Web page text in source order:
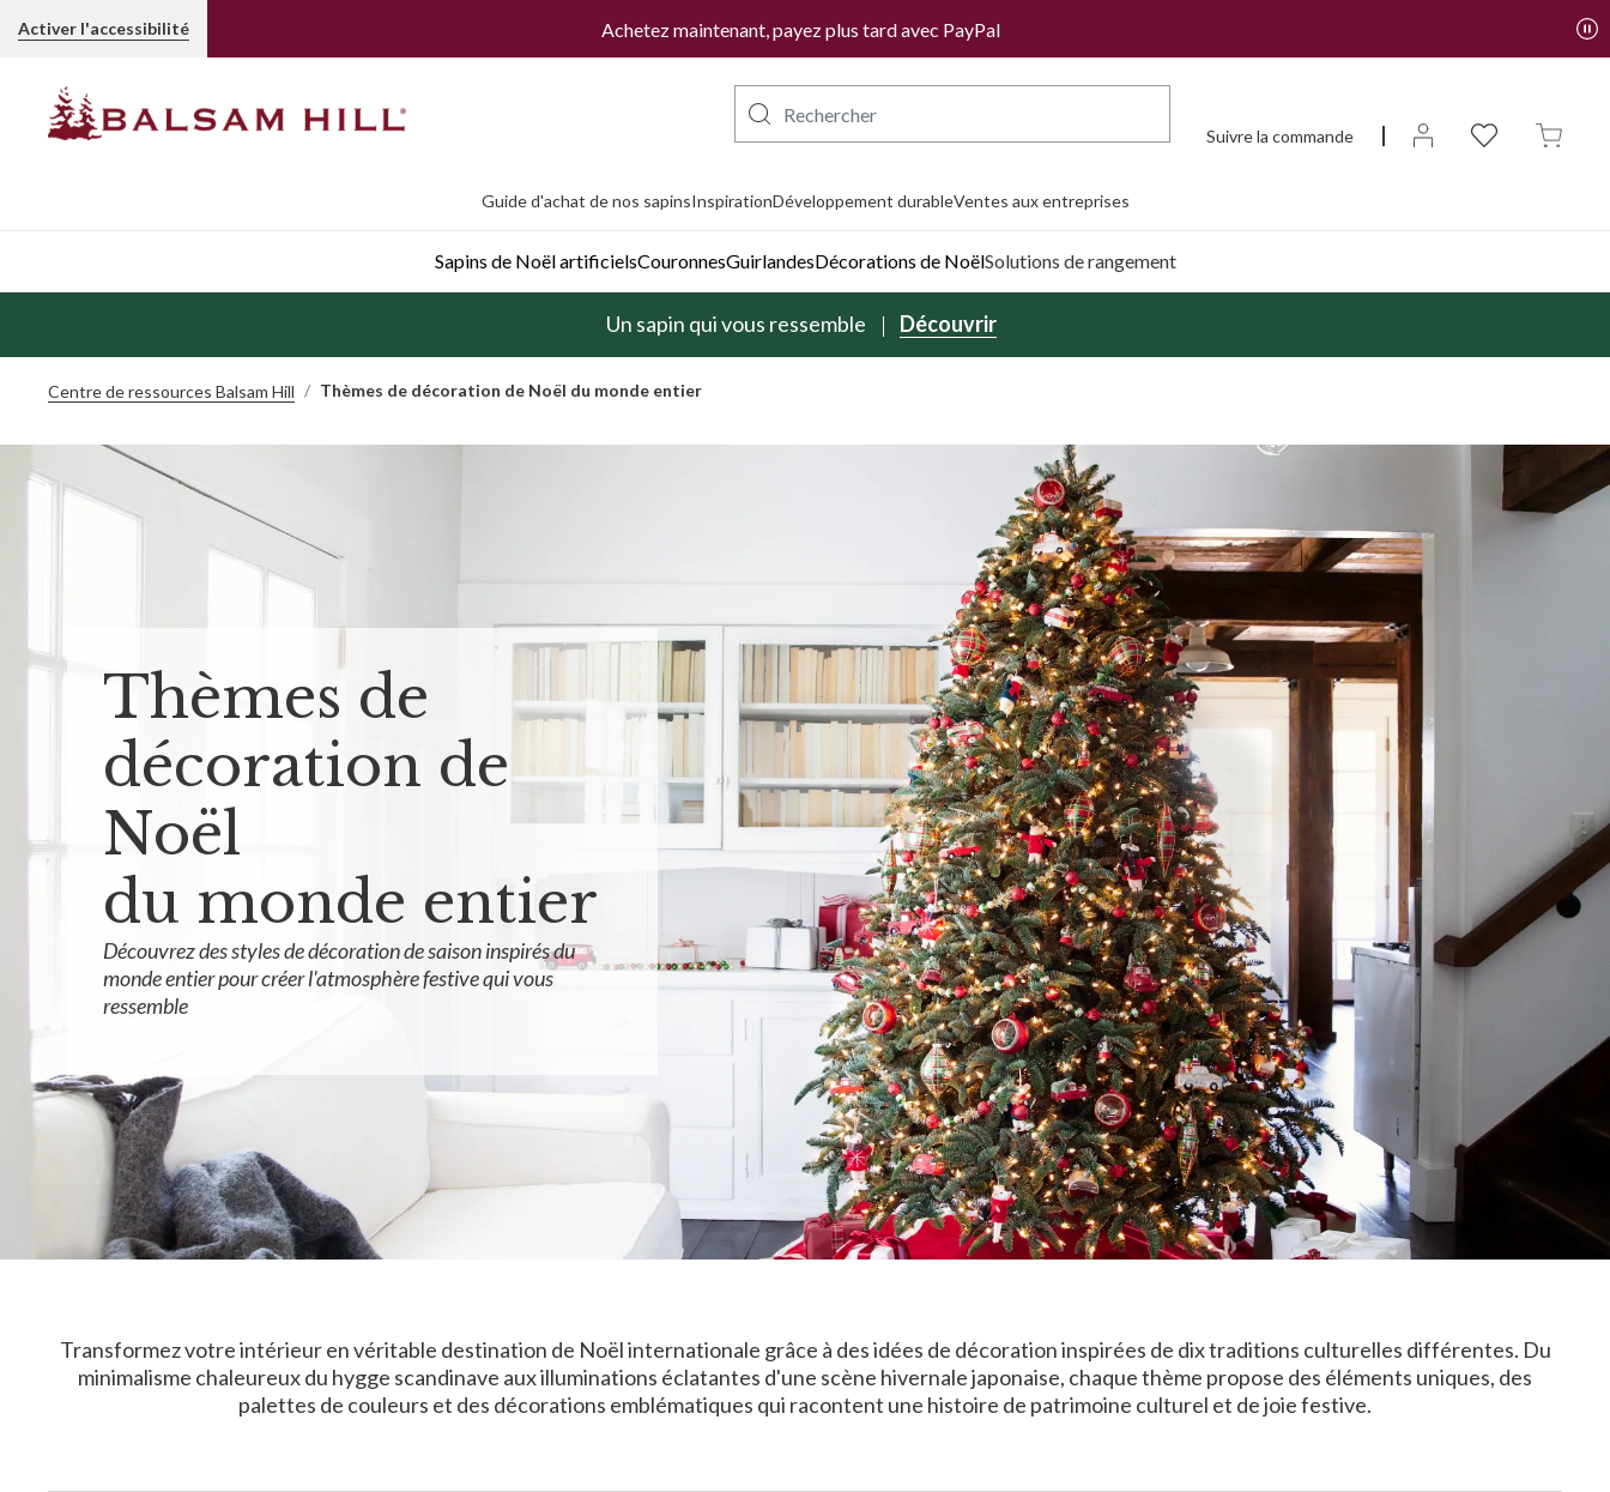
Activer l'accessibilité Achetez maintenant, payez plus tard avec PayPal
Suivre la commande
Guide d'achat de nos sapinsInspirationDéveloppement durableVentes aux entreprises
Sapins de Noël artificielsCouronnesGuirlandesDécorations de NoëlSolutions de rangement
Un sapin qui vous ressemble Découvrir
Centre de ressources Balsam Hill Thèmes de décoration de Noël du monde entier
Thèmes de
décoration de
Noël
du monde entier
Découvrez des styles de décoration de saison inspirés du
monde entier pour créer l'atmosphère festive qui vous
ressemble
Transformez votre intérieur en véritable destination de Noël internationale grâce à des idées de décoration inspirées de dix traditions culturelles différentes. Du
minimalisme chaleureux du hygge scandinave aux illuminations éclatantes d'une scène hivernale japonaise, chaque thème propose des éléments uniques, des
palettes de couleurs et des décorations emblématiques qui racontent une histoire de patrimoine culturel et de joie festive.